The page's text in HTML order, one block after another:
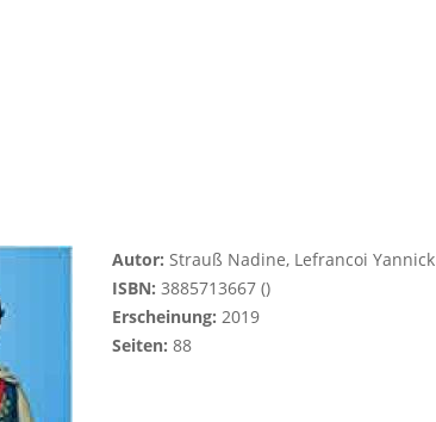
Autor: Strauß Nadine, Lefrancoi Yannick
ISBN: 3885713667 ()
Erscheinung: 2019
Seiten: 88